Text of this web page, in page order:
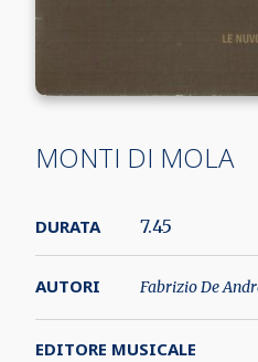
MONTI DI MOLA
DURATA 7.45
AUTORI Fabrizio De
EDITORE MUSICALE